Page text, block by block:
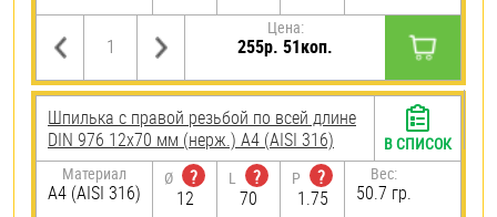
Цена:
255р. 51коп.
Шпилька с правой резьбой по всей длине
DIN 976 12х70 мм (нерж.) A4 (AISI 316)
Материал
A4 (AISI 316)
Ø
?
12
L
?
70
P
?
1.75
Вес:
50.7 гр.
В СПИСОК